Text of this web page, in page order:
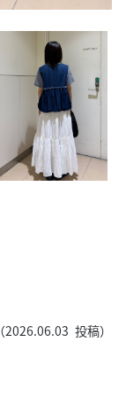
（2026.06.03 投稿）